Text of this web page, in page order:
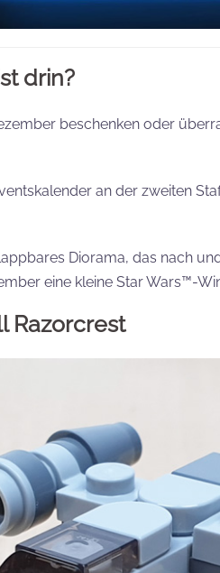
drin?
beschenken oder
an der zweiten
Diorama, das nach
eine kleine Star Wars™-
Razorcrest